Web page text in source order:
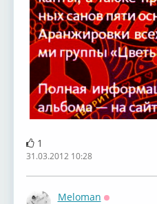
1
31.03.2012 10:28
Meloman